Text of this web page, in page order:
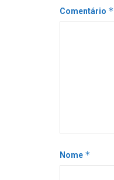
Comentário *
Nome *